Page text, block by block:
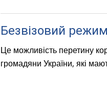
Безвізовий режим
Це можливість перетину
громадяни України, які